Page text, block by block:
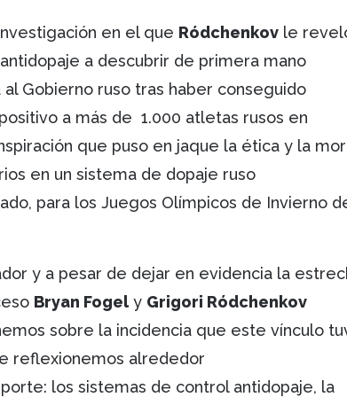
en el que Ródchenkov le
a descubrir de primera mano
Gobierno ruso tras haber conseguido
a más de 1.000 atletas rusos en
que puso en jaque la ética y la
en un sistema de dopaje ruso
para los Juegos Olímpicos de Invierno
y a pesar de dejar en evidencia la
Bryan Fogel y Grigori Ródchenkov
sobre la incidencia que este vínculo
reflexionemos alrededor
los sistemas de control antidopaje, la